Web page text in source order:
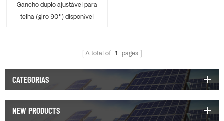
Gancho duplo ajustável para
telha (giro 90°) disponível
A total of 1 pages
CATEGORIAS
NEW PRODUCTS